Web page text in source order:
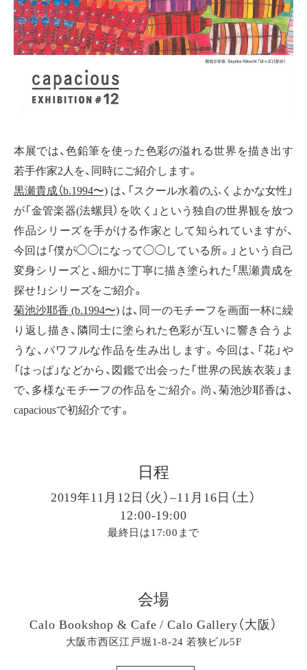
本展では、色鉛筆を使った色彩の溢れる世界を描き出す
若手作家2人を、同時にご紹介します。
黒瀬貴成（b.1994〜) は、「スクール水着のふくよかな女性」
が「金管楽器(法螺貝）を吹く」という独自の世界観を放つ
作品シリーズを手がける作家として知られていますが、
今回は「僕が◯◯になって◯◯している所。」という自己
変身シリーズと、細かに丁寧に描き塗られた「黒瀬貴成を
探せ！」シリーズをご紹介。
菊池沙耶香 (b.1994〜) は、同一のモチーフを画面一杯に繰
り返し描き、隣同士に塗られた色彩が互いに響き合うよ
うな、パワフルな作品を生み出します。今回は、「花」や
「はっぱ」などから、図鑑で出会った「世界の民族衣装」ま
で、多様なモチーフの作品をご紹介。尚、菊池沙耶香は、
capaciousで初紹介です。
日程
2019年11月12日（火）–11月16日（土）
12:00-19:00
最終日は17:00まで
会場
Calo Bookshop & Cafe / Calo Gallery（大阪）
大阪市西区江戸堀1-8-24 若狭ビル5F